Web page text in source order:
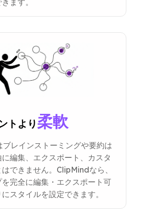
ます。
トより 柔軟
レインストーミングや要約は
編集、エクスポート、カスタ
できません。ClipMindなら、
完全に編集・エクスポート可
スタイルを設定できます。